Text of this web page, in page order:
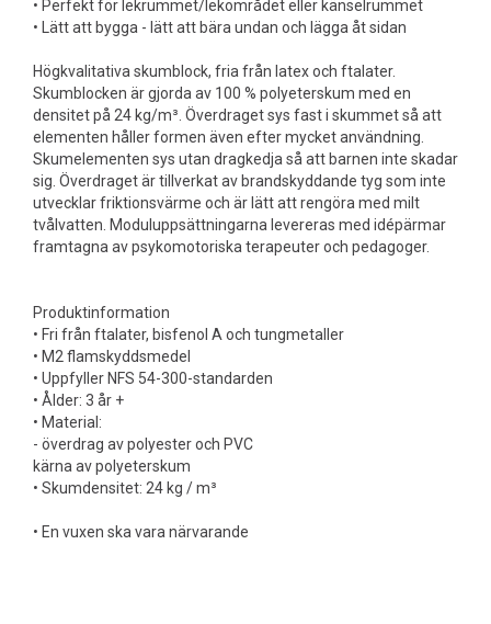
• Perfekt för lekrummet/lekområdet eller känselrummet
• Lätt att bygga - lätt att bära undan och lägga åt sidan
Högkvalitativa skumblock, fria från latex och ftalater.
Skumblocken är gjorda av 100 % polyeterskum med en
densitet på 24 kg/m³. Överdraget sys fast i skummet så att
elementen håller formen även efter mycket användning.
Skumelementen sys utan dragkedja så att barnen inte skadar
sig. Överdraget är tillverkat av brandskyddande tyg som inte
utvecklar friktionsvärme och är lätt att rengöra med milt
tvålvatten. Moduluppsättningarna levereras med idépärmar
framtagna av psykomotoriska terapeuter och pedagoger.
Produktinformation
• Fri från ftalater, bisfenol A och tungmetaller
• M2 flamskyddsmedel
• Uppfyller NFS 54-300-standarden
• Ålder: 3 år +
• Material:
- överdrag av polyester och PVC
kärna av polyeterskum
• Skumdensitet: 24 kg / m³
• En vuxen ska vara närvarande